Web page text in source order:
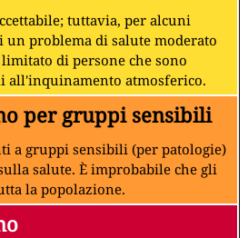
tuttavia, per alcuni
problema di salute moderato
di persone che sono
all'inquinamento atmosferico.
per gruppi sensibili
a gruppi sensibili (per patologie)
salute. È improbabile che gli
la popolazione.